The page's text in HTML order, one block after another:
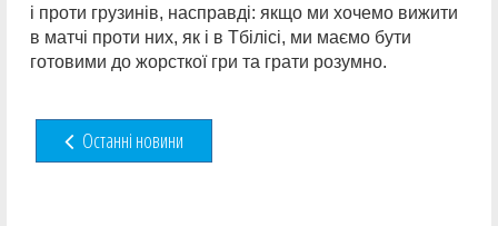
і проти грузинів, насправді: якщо ми хочемо вижити
в матчі проти них, як і в Тбілісі, ми маємо бути
готовими до жорсткої гри та грати розумно.
Останні новини